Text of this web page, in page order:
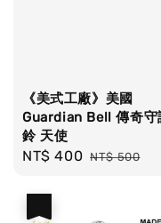
《美式工廠》美國
Guardian Bell 傳奇守
鈴 天使
Sale
NT$ 400 Regular
NT$ 500